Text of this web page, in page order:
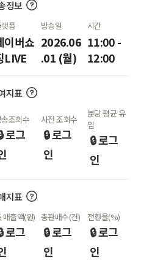
정보
폼
이버쇼
LIVE
방송일
2026.06
.01 (월)
시간
11:00 -
12:00
지표
송조회수
로그
사전 조회수
🔒 로그
인
분당 평균 유
입
🔒 로그
인
지표
매출액(원)
로그
총판매수(건)
🔒 로그
인
전환율(%)
🔒 로그
인